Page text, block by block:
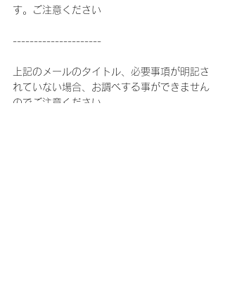
す。ご注意ください
---------------------
上記のメールのタイトル、必要事項が明記さ
れていない場合、お調べする事ができません
のでご注意ください。